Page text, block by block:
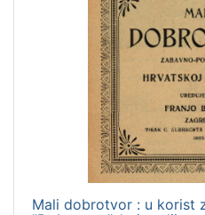
Mali dobrotvor : u korist